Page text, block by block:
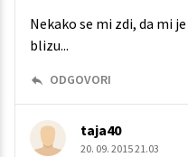
Nekako se mi zdi, da mi
blizu...
ODGOVORI
taja40
20. 09. 2015 21.03